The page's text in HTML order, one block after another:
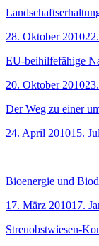
28. Oktober 2010
EU-beihilfefähige
20. Oktober 2010
Der Weg zu einer
24. April 201015.
Bioenergie und
17. März 201017.
Streuobstwiesen-